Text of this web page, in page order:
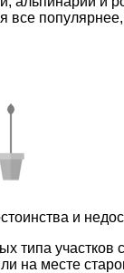
все
и
типа участков
на месте